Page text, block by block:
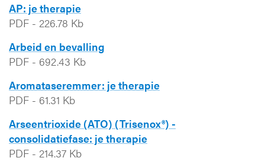
AP: je therapie
PDF - 226.78 Kb
Arbeid en bevalling
PDF - 692.43 Kb
Aromataseremmer: je therapie
PDF - 61.31 Kb
Arseentrioxide (ATO) (Trisenox®) -
consolidatiefase: je therapie
PDF - 214.37 Kb